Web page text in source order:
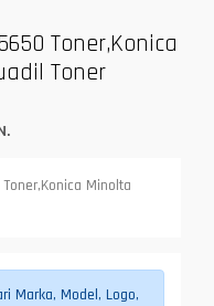
Toner,Konica
Toner
Minolta
Marka, Model, Logo,